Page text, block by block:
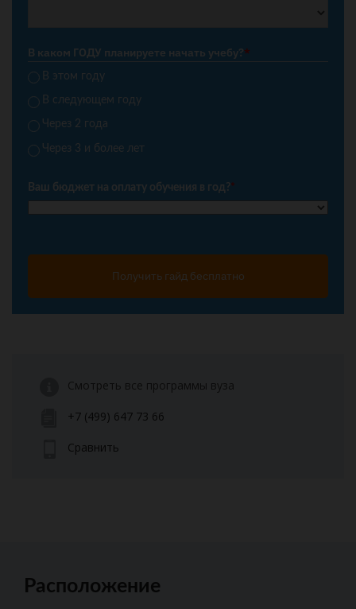
В каком ГОДУ планируете начать учебу?*
В этом году
В следующем году
Через 2 года
Через 3 и более лет
Ваш бюджет на оплату обучения в год?*
Получить гайд бесплатно
Смотреть все программы вуза
+7 (499) 647 73 66
Сравнить
Расположение